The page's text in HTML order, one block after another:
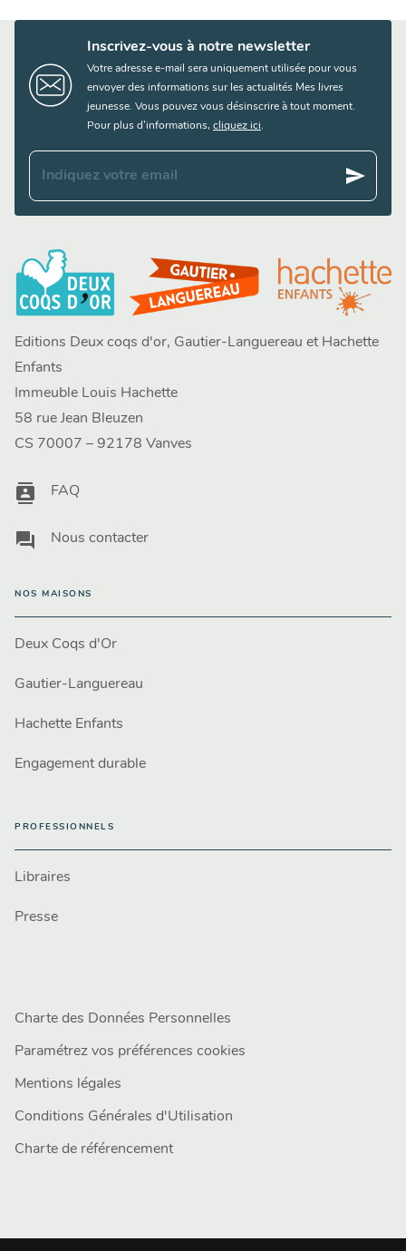
Inscrivez-vous à notre newsletter
Votre adresse e-mail sera uniquement utilisée pour vous
envoyer des informations sur les actualités Mes livres
jeunesse. Vous pouvez vous désinscrire à tout moment.
Pour plus d’informations, cliquez ici.
Indiquez votre email send
Editions Deux coqs d'or, Gautier-Languereau et Hachette
Enfants
Immeuble Louis Hachette
58 rue Jean Bleuzen
CS 70007 – 92178 Vanves
contacts FAQ
question_answer Nous contacter
NOS MAISONS
Deux Coqs d'Or
Gautier-Languereau
Hachette Enfants
Engagement durable
PROFESSIONNELS
Libraires
Presse
Charte des Données Personnelles
Paramétrez vos préférences cookies
Mentions légales
Conditions Générales d'Utilisation
Charte de référencement